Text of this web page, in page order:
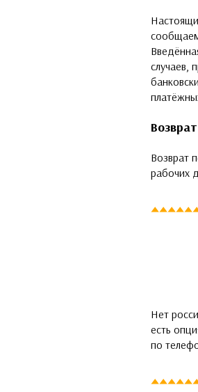
случаев,
Возврат
рабочих
Нет
есть
по